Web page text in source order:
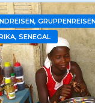
SENEGAL